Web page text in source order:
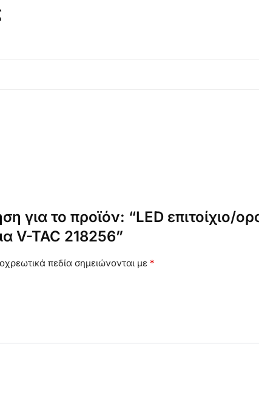
για το προϊόν: “LED επιτοίχιο/
V-TAC 218256”
πεδία σημειώνονται με *